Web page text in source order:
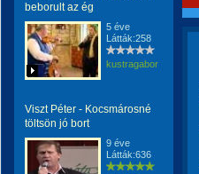
beborult az ég
5 éve
Látták:258
kustragabor
Viszt Péter - Kocsmárosné
töltsön jó bort
9 éve
Látták:636